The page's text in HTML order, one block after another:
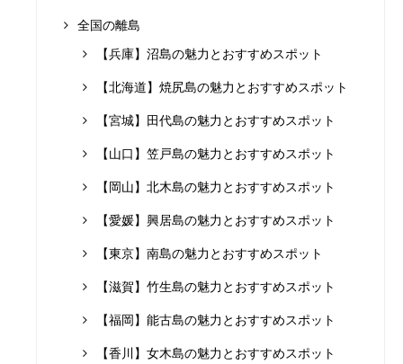
全国の離島
【兵庫】沼島の魅力とおすすめスポット
【北海道】焼尻島の魅力とおすすめスポット
【宮城】田代島の魅力とおすすめスポット
【山口】笠戸島の魅力とおすすめスポット
【岡山】北木島の魅力とおすすめスポット
【愛媛】興居島の魅力とおすすめスポット
【東京】南島の魅力とおすすめスポット
【滋賀】竹生島の魅力とおすすめスポット
【福岡】能古島の魅力とおすすめスポット
【香川】女木島の魅力とおすすめスポット